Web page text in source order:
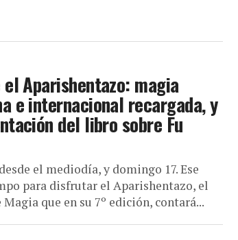
el Aparishentazo: magia
e internacional recargada, y
del libro sobre Fu
el mediodía, y domingo 17. Ese
para disfrutar el Aparishentazo, el
que en su 7º edición, contará...